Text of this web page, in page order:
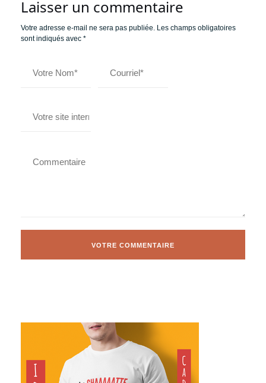
Laisser un commentaire
Votre adresse e-mail ne sera pas publiée. Les champs obligatoires
sont indiqués avec *